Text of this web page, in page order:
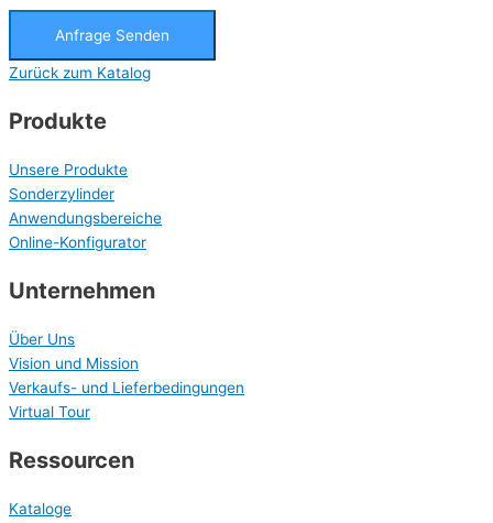
Anfrage Senden
Zurück zum Katalog
Produkte
Unsere Produkte
Sonderzylinder
Anwendungsbereiche
Online-Konfigurator
Unternehmen
Über Uns
Vision und Mission
Verkaufs- und Lieferbedingungen
Virtual Tour
Ressourcen
Kataloge